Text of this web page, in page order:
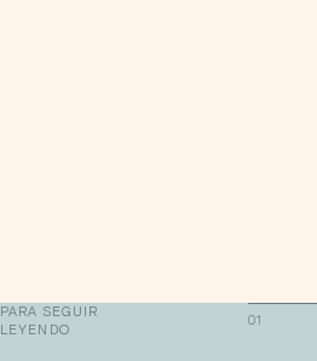
PARA SEGUIR
LEYENDO
01